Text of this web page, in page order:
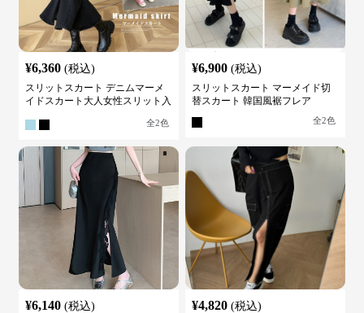
¥6,360 (税込)
スリットスカート デニムマーメ
イドスカート大人女性スリット入
全2色
¥6,900 (税込)
スリットスカート マーメイド切
替スカート 韓国風裾フレア
全2色
¥6,140 (税込) ¥4,820 (税込)